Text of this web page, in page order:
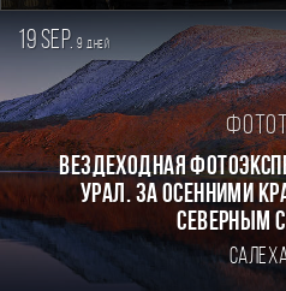
19 sep. 9дней
Вездеходная
Урал. За осенними
северным